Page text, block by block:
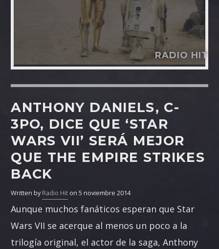
RADIO HIT
ANTHONY DANIELS, C-
3PO, DICE QUE ‘STAR
WARS VII’ SERÁ MEJOR
QUE THE EMPIRE STRIKES
BACK
Written by Radio Hit on 5 noviembre 2014
Aunque muchos fanáticos esperan que Star
Wars VII se acerque al menos un poco a la
trilogía original, el actor de la saga, Anthony